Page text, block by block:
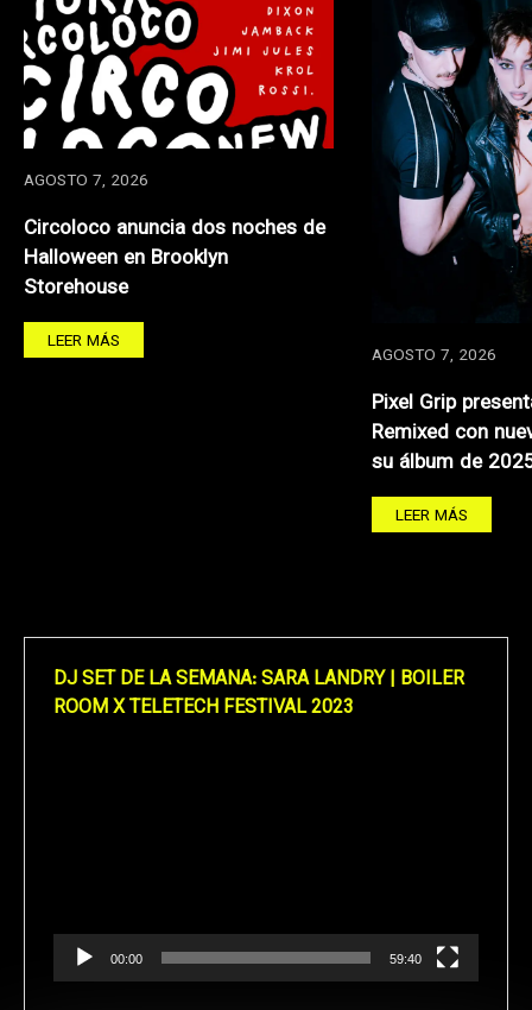
AGOSTO 7, 2026
Circoloco anuncia dos noches de
Halloween en Brooklyn
Storehouse
LEER MÁS
AGOSTO 7, 2026
Pixel Grip
Remixed con
su álbum de
LEER MÁS
DJ SET DE LA SEMANA: SARA LANDRY | BOILER
ROOM X TELETECH FESTIVAL 2023
00:00 59:40